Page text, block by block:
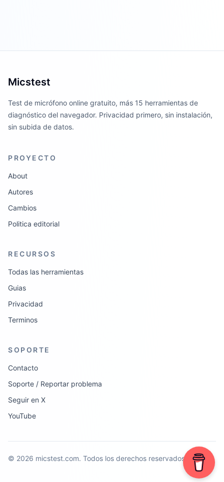
Micstest
Test de micrófono online gratuito, más 15 herramientas de
diagnóstico del navegador. Privacidad primero, sin instalación,
sin subida de datos.
PROYECTO
About
Autores
Cambios
Politica editorial
RECURSOS
Todas las herramientas
Guias
Privacidad
Terminos
SOPORTE
Contacto
Soporte / Reportar problema
Seguir en X
YouTube
© 2026 micstest.com. Todos los derechos reservados.